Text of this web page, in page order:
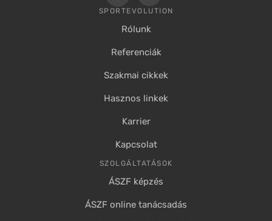
SPORTEVOLUTION
Rólunk
Referenciák
Szakmai cikkek
Hasznos linkek
Karrier
Kapcsolat
SZOLGÁLTATÁSOK
ÁSZF képzés
ÁSZF online tanácsadás